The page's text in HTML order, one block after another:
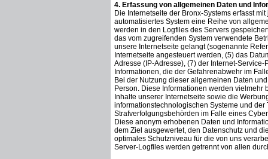
4. Erfassung von allgemeinen Daten und
Die Internetseite der Bronx-Systems erfasst
automatisiertes System eine Reihe von
werden in den Logfiles des Servers
das vom zugreifenden System verwendete
unsere Internetseite gelangt (sogenannte
Internetseite angesteuert werden, (5) das
Adresse (IP-Adresse), (7) der Internet-
Informationen, die der Gefahrenabwehr im
Bei der Nutzung dieser allgemeinen Daten
Person. Diese Informationen werden vielmehr
Inhalte unserer Internetseite sowie die
informationstechnologischen Systeme und
Strafverfolgungsbehörden im Falle eines
Diese anonym erhobenen Daten und
dem Ziel ausgewertet, den Datenschutz und
optimales Schutzniveau für die von uns
Server-Logfiles werden getrennt von allen